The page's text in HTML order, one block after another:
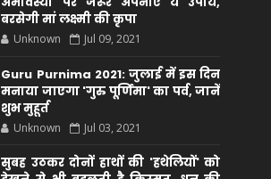
बरसेगी मां लक्ष्मी की कृपा
Unknown Jul 09, 2021
Guru Purnima 2021: जुलाई में इस दिन
मनाया जाएगा 'गुरु पूर्णिमा' का पर्व, जानें
शुभ मुहूर्त
Unknown Jul 03, 2021
सुबह उठकर दोनों हाथों की 'हथेलियों' को